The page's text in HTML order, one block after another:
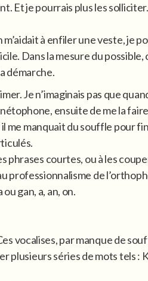
Et je pourrais plus les
à enfiler une veste, je
Dans la mesure du
démarche.
Je n’imaginais pas que
ensuite de me la
me manquait du souffle pour
phrases courtes, ou à les
professionnalisme de
gan, a, an, on.
vocalises, par manque de
séries de mots tels :